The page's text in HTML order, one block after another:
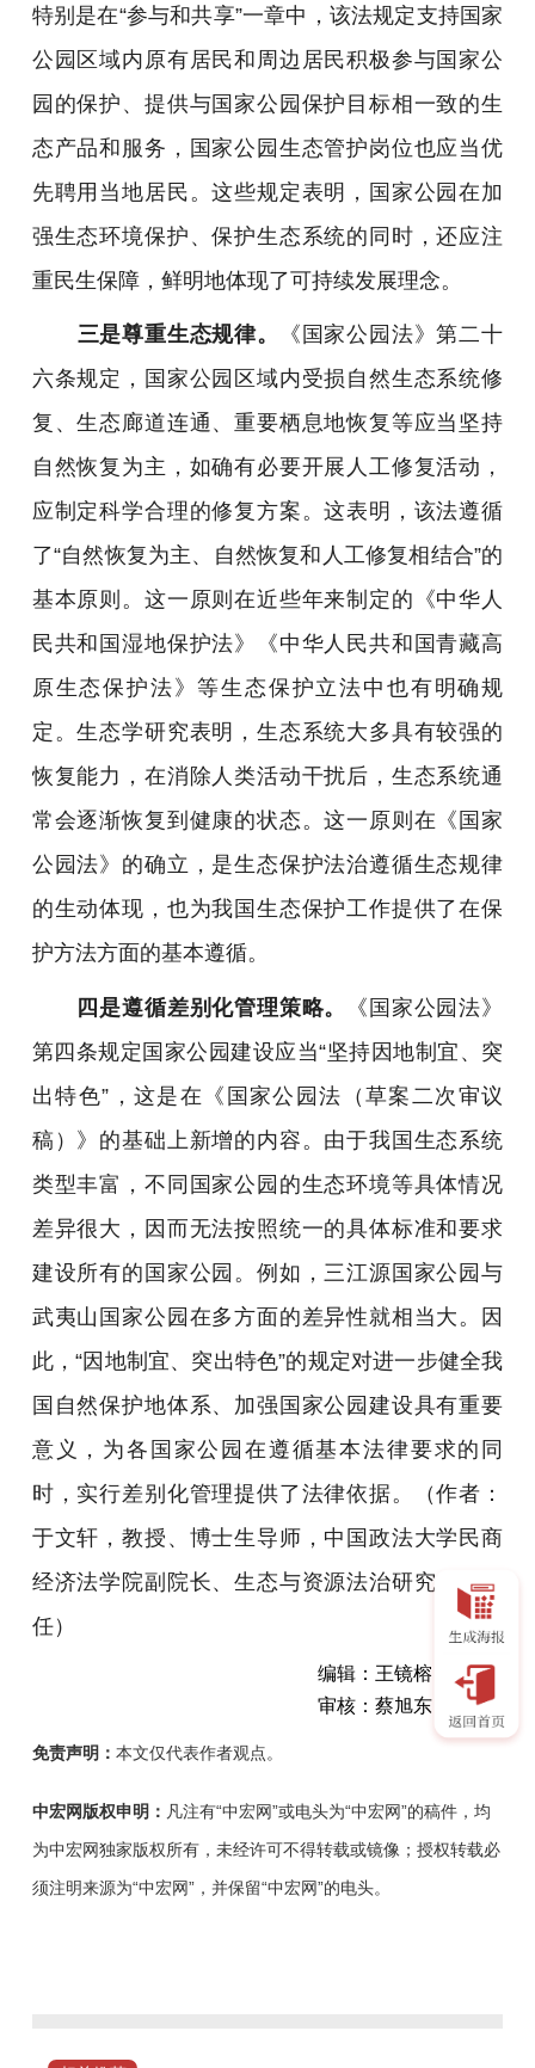
特别是在“参与和共享”一章中，该法规定支持国家
公园区域内原有居民和周边居民积极参与国家公
园的保护、提供与国家公园保护目标相一致的生
态产品和服务，国家公园生态管护岗位也应当优
先聘用当地居民。这些规定表明，国家公园在加
强生态环境保护、保护生态系统的同时，还应注
重民生保障，鲜明地体现了可持续发展理念。
三是尊重生态规律。
《国家公园法》第二十
六条规定，国家公园区域内受损自然生态系统修
复、生态廊道连通、重要栖息地恢复等应当坚持
自然恢复为主，如确有必要开展人工修复活动，
应制定科学合理的修复方案。这表明，该法遵循
了“自然恢复为主、自然恢复和人工修复相结合”的
基本原则。这一原则在近些年来制定的《中华人
民共和国湿地保护法》《中华人民共和国青藏高
原生态保护法》等生态保护立法中也有明确规
定。生态学研究表明，生态系统大多具有较强的
恢复能力，在消除人类活动干扰后，生态系统通
常会逐渐恢复到健康的状态。这一原则在《国家
公园法》的确立，是生态保护法治遵循生态规律
的生动体现，也为我国生态保护工作提供了在保
护方法方面的基本遵循。
四是遵循差别化管理策略。
《国家公园法》
第四条规定国家公园建设应当“坚持因地制宜、突
出特色”，这是在《国家公园法（草案二次审议
稿）》的基础上新增的内容。由于我国生态系统
类型丰富，不同国家公园的生态环境等具体情况
差异很大，因而无法按照统一的具体标准和要求
建设所有的国家公园。例如，三江源国家公园与
武夷山国家公园在多方面的差异性就相当大。因
此，“因地制宜、突出特色”的规定对进一步健全我
国自然保护地体系、加强国家公园建设具有重要
意义，为各国家公园在遵循基本法律要求的同
时，实行差别化管理提供了法律依据。
（作者：
于文轩，教授、博士生导师，中国政法大学民商
经济法学院副院长、生态与资源法治研究中心主
任）
编辑：王镜榕
审核：蔡旭东
免责声明： 本文仅代表作者观点。
中宏网版权申明： 凡注有“中宏网”或电头为“中宏网”的稿件，均
为中宏网独家版权所有，未经许可不得转载或镜像；授权转载必
须注明来源为“中宏网”，并保留“中宏网”的电头。
法》